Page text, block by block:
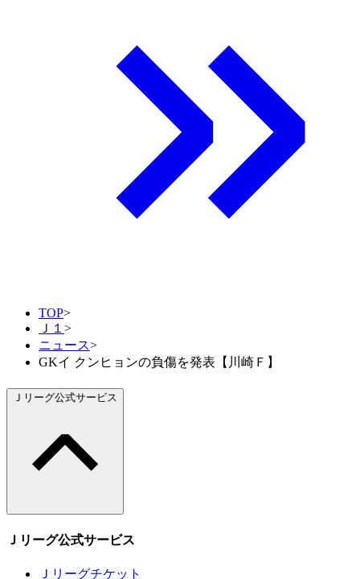
TOP>
Ｊ１ >
ニュース>
GKイ クンヒョンの負傷を発表【川崎Ｆ】
Ｊリーグ公式サービス
Ｊリーグ公式サービス
Ｊリーグチケット